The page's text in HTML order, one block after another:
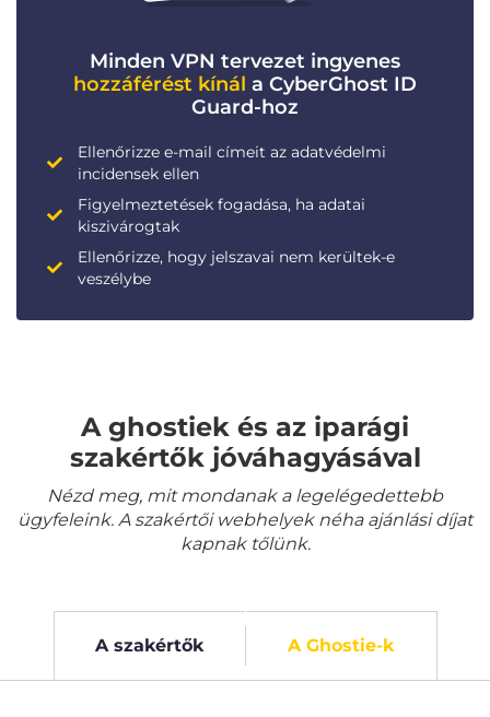
Minden VPN tervezet ingyenes
hozzáférést kínál a CyberGhost ID
Guard-hoz
Ellenőrizze e-mail címeit az adatvédelmi
incidensek ellen
Figyelmeztetések fogadása, ha adatai
kiszivárogtak
Ellenőrizze, hogy jelszavai nem kerültek-e
veszélybe
A ghostiek és az iparági
szakértők jóváhagyásával
Nézd meg, mit mondanak a legelégedettebb
ügyfeleink. A szakértői webhelyek néha ajánlási díjat
kapnak tőlünk.
A szakértők A Ghostie-k